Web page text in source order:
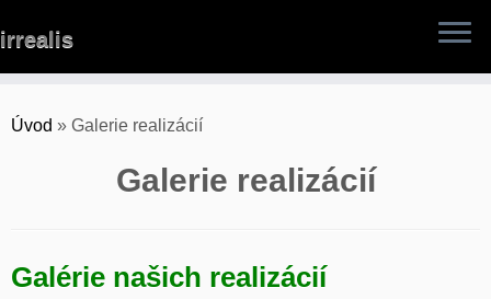
to
irrealis
Úvod » Galerie realizácií
Galerie realizácií
Galérie našich realizácií